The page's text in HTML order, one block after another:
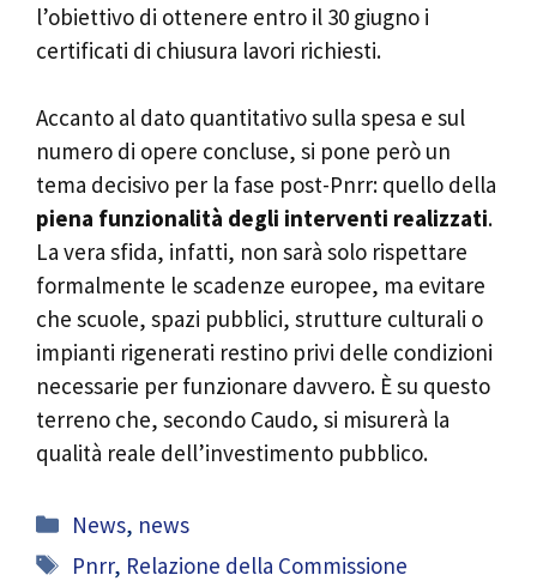
l’obiettivo di ottenere entro il 30 giugno i
certificati di chiusura lavori richiesti.
Accanto al dato quantitativo sulla spesa e sul
numero di opere concluse, si pone però un
tema decisivo per la fase post-Pnrr: quello della
piena funzionalità degli interventi realizzati.
La vera sfida, infatti, non sarà solo rispettare
formalmente le scadenze europee, ma evitare
che scuole, spazi pubblici, strutture culturali o
impianti rigenerati restino privi delle condizioni
necessarie per funzionare davvero. È su questo
terreno che, secondo Caudo, si misurerà la
qualità reale dell’investimento pubblico.
Categorie
News, news
Tag
Pnrr, Relazione della Commissione